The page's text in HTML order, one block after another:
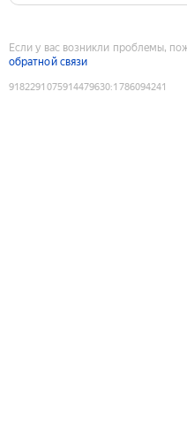
Если у вас возникли проблемы,
обратной связи
9182291075914479630:1786094241